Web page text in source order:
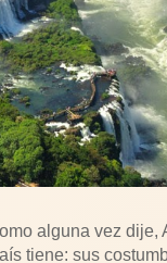
alguna vez dije,
tiene: sus